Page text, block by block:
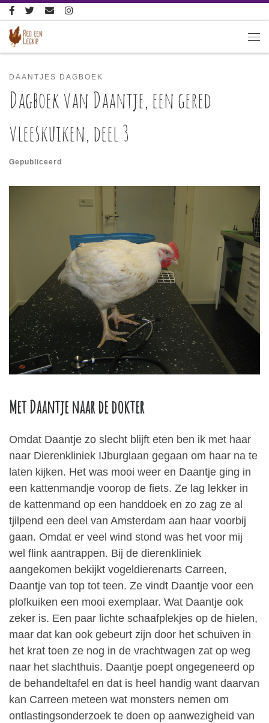
Ga naar inhoud
DAANTJES DAGBOEK
Dagboek van Daantje, een gered
vleeskuiken, deel 3
Gepubliceerd
Met Daantje naar de dokter
Omdat Daantje zo slecht blijft eten ben ik met haar
naar Dierenkliniek IJburglaan gegaan om haar na te
laten kijken. Het was mooi weer en Daantje ging in
een kattenmandje voorop de fiets. Ze lag lekker in
de kattenmand op een handdoek en zo zag ze al
tjilpend een deel van Amsterdam aan haar voorbij
gaan. Omdat er veel wind stond was het voor mij
wel flink aantrappen. Bij de dierenkliniek
aangekomen bekijkt vogeldierenarts Carreen,
Daantje van top tot teen. Ze vindt Daantje voor een
plofkuiken een mooi exemplaar. Wat Daantje ook
zeker is. Een paar lichte schaafplekjes op de hielen,
maar dat kan ook gebeurt zijn door het schuiven in
het krat toen ze nog in de vrachtwagen zat op weg
naar het slachthuis. Daantje poept ongegeneerd op
de behandeltafel en dat is heel handig want daarvan
kan Carreen meteen wat monsters nemen om
ontlastingsonderzoek te doen op aanwezigheid van